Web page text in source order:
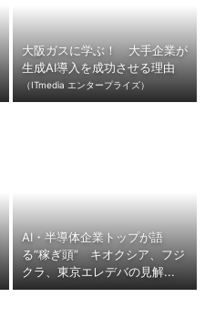
大阪ガスに学ぶ！ 大手企業が
生成AI導入を成功させる理由
（ITmedia エンタープライズ）
AI・半導体企業トップが語
る“稼ぎ頭” キオクシア、フジ
クラ、東京エレデバの見解...